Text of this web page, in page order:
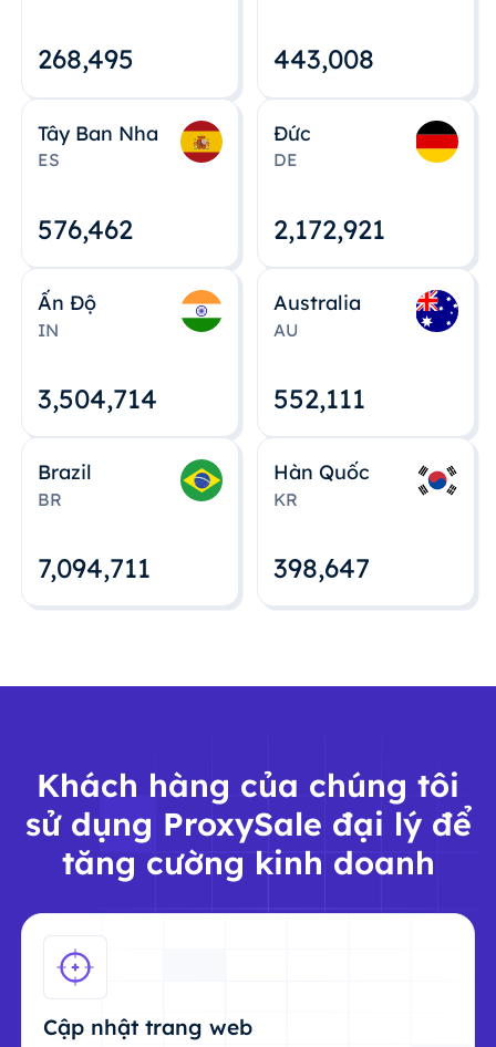
268,495 443,008
Tây Ban Nha
ES
576,463
Đức
DE
2,172,922
Ấn Độ
IN
3,504,715
Australia
AU
552,112
Brazil
BR
7,094,712
Hàn Quốc
KR
398,648
Khách hàng của chúng tôi
sử dụng ProxySale đại lý để
tăng cường kinh doanh
Cập nhật trang web